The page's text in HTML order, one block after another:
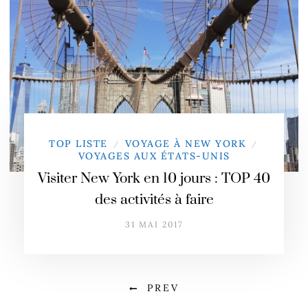
TOP LISTE / VOYAGE À NEW YORK /
VOYAGES AUX ÉTATS-UNIS
Visiter New York en 10 jours : TOP 40
des activités à faire
31 MAI 2017
PREV